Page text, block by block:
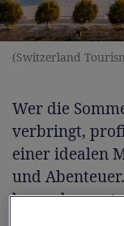
(Switzerland
Wer die
verbringt,
einer idealen
und
besonders